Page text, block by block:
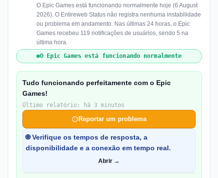
O Epic Games está funcionando normalmente hoje (6 August
2026). O Entireweb Status não registra nenhuma instabilidade
ou problema em andamento. Nas últimas 24 horas, o Epic
Games recebeu 119 notificações de usuários, sendo 5 na
última hora.
O Epic Games está funcionando normalmente
Tudo funcionando perfeitamente com o Epic
Games!
Último relatório: há 3 minutos
Reportar um problema
🌐 Verifique os tempos de resposta, a
disponibilidade e a conexão em tempo real.
Abrir →